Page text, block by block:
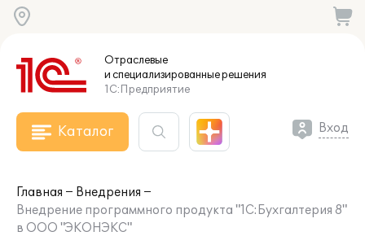
Отраслевые
и специализированныерешения
1С:Предприятие
Каталог Вход
Главная
Внедрения
Внедрение программного продукта "1С:Бухгалтерия 8"
в ООО "ЭКОНЭКС"